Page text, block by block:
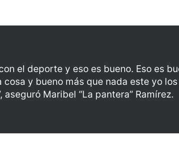
el deporte y eso es bueno. Eso es
cosa y bueno más que nada este yo
aseguró Maribel “La pantera” Ramírez.